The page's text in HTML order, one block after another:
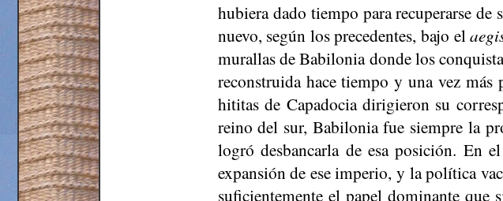
hubiera dado tiempo para recuperarse
nuevo, según los precedentes, bajo el
murallas de Babilonia donde los
reconstruida hace tiempo y una vez
hititas de Capadocia dirigieron su
reino del sur, Babilonia fue siempre la
logró desbancarla de esa posición. En
expansión de ese imperio, y la política
suficientemente el papel dominante